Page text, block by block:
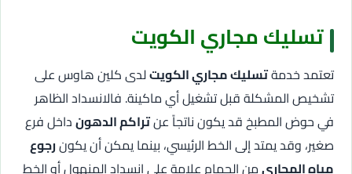
تسليك مجاري الكويت
تعتمد خدمةتسليك مجاري الكويتلدى كلين هاوس على
تشخيص المشكلة قبل تشغيل أي ماكينة. فالانسداد الظاهر
في حوض المطبخ قد يكون ناتجاً عنتراكم الدهونداخل فرع
صغير، وقد يمتد إلى الخط الرئيسي، بينما يمكن أن يكونرجوع
مياه المجاريمن الحمام علامة على انسداد المنهول أو الخط